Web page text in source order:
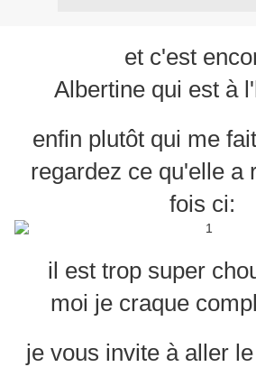
et c'est
Albertine qui est à
enfin plutôt qui me
regardez ce qu'elle a
fois ci:
il est trop super
moi je craque
je vous invite à aller